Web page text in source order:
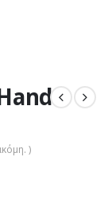
)